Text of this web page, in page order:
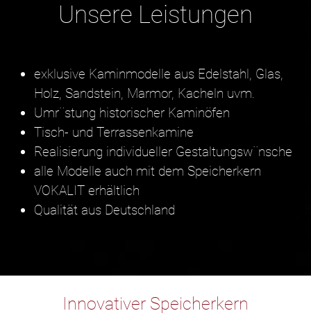
Unsere Leistungen
exklusive Kaminmodelle aus Edelstahl, Glas,
Holz, Sandstein, Marmor, Kacheln uvm.
Umr¨stung historischer Kaminöfen
Tisch- und Terrassenkamine
Realisierung individueller Gestaltungsw¨nsche
alle Modelle auch mit dem Speicherkern
VOKALIT erhältlich
Qualität aus Deutschland
Innovativer Speicherkern